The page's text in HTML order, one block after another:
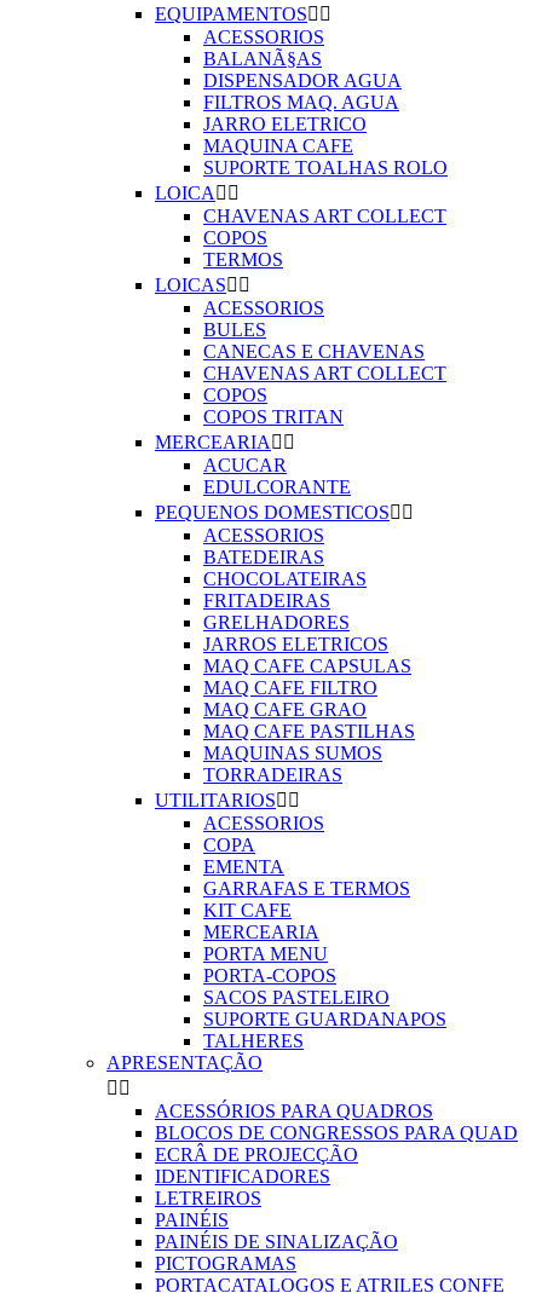
EQUIPAMENTOS 
ACESSORIOS
BALANÃ§AS
DISPENSADOR AGUA
FILTROS MAQ. AGUA
JARRO ELETRICO
MAQUINA CAFE
SUPORTE TOALHAS ROLO
LOICA  
CHAVENAS ART COLLECT
COPOS
TERMOS
LOICAS 
ACESSORIOS
BULES
CANECAS E CHAVENAS
CHAVENAS ART COLLECT
COPOS
COPOS TRITAN
MERCEARIA  
ACUCAR
EDULCORANTE
PEQUENOS DOMESTICOS 
ACESSORIOS
BATEDEIRAS
CHOCOLATEIRAS
FRITADEIRAS
GRELHADORES
JARROS ELETRICOS
MAQ CAFE CAPSULAS
MAQ CAFE FILTRO
MAQ CAFE GRAO
MAQ CAFE PASTILHAS
MAQUINAS SUMOS
TORRADEIRAS
UTILITARIOS 
ACESSORIOS
COPA
EMENTA
GARRAFAS E TERMOS
KIT CAFE
MERCEARIA
PORTA MENU
PORTA-COPOS
SACOS PASTELEIRO
SUPORTE GUARDANAPOS
TALHERES
APRESENTAÇÃO
 
ACESSÓRIOS PARA QUADROS
BLOCOS DE CONGRESSOS PARA QUAD
ECRÂ DE PROJECÇÃO
IDENTIFICADORES
LETREIROS
PAINÉIS
PAINÉIS DE SINALIZAÇÃO
PICTOGRAMAS
PORTACATALOGOS E ATRILES CONFE